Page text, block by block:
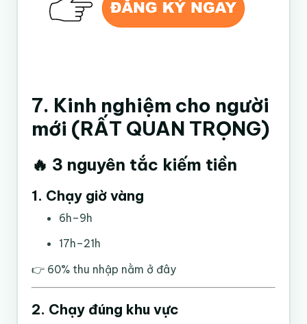
7. Kinh nghiệm cho người
mới (RẤT QUAN TRỌNG)
🔥 3 nguyên tắc kiếm tiền
1. Chạy giờ vàng
6h–9h
17h–21h
👉 60% thu nhập nằm ở đây
2. Chạy đúng khu vực